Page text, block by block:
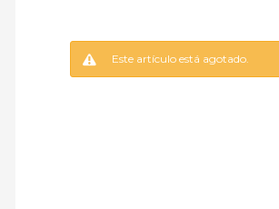
Este artículo está agotado.